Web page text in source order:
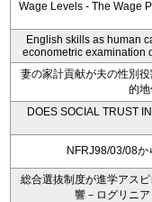
Wage Levels - The Wage
English skills as human
econometric examination
妻の家計貢献が夫の性別
的地
DOES SOCIAL TRUST
NFRJ98/03/08
総合選抜制度が進学アス
響－ログリニ